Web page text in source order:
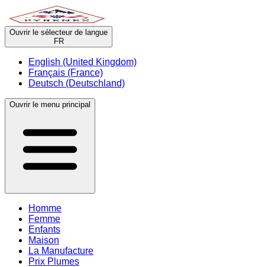
Ouvrir le sélecteur de langue
FR
English (United Kingdom)
Français (France)
Deutsch (Deutschland)
Ouvrir le menu principal
Homme
Femme
Enfants
Maison
La Manufacture
Prix Plumes